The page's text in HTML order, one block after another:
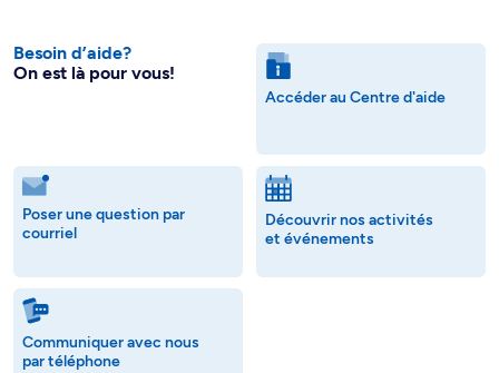
Besoin d’aide?
On est là pour vous!
Accéder au Centre d'aide
Poser une question par
courriel
Découvrir nos activités
et événements
Communiquer avec nous
par téléphone